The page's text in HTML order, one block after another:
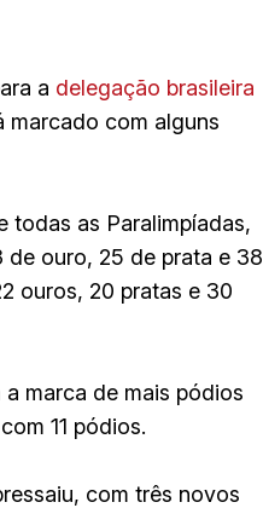
a delegação brasileira
marcado com alguns
todas as Paralimpíadas,
ouro, 25 de prata e 38
ouros, 20 pratas e 30
marca de mais pódios
11 pódios.
com três novos